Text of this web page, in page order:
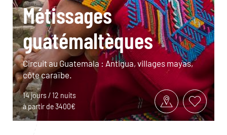
Métissages
guatémaltèques
Circuit au Guatemala : Antigua, villages mayas,
côte caraïbe.
14 jours / 12 nuits
à partir de 3400€